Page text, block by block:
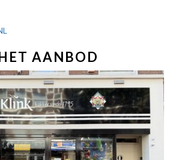
AANBOD